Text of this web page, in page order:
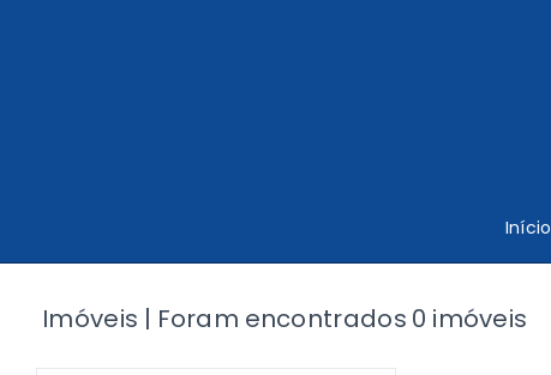
Início
Imóveis | Foram encontrados 0 imóveis